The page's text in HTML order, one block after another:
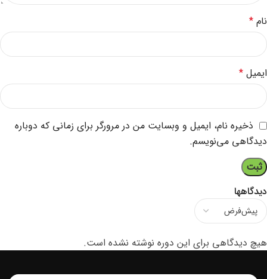
دیدگاهها
هیچ دیدگاهی برای این دوره نوشته نشده است.
نام *
ایمیل *
ذخیره نام، ایمیل و وبسایت من در مرورگر برای زمانی که دوباره
دیدگاهی می‌نویسم.